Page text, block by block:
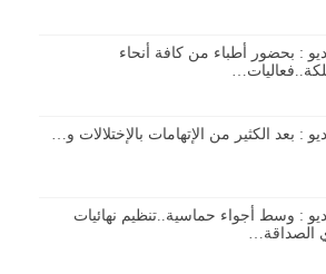
: بحضور أطباء من كافة أنحاء
: بعد الكثير من الإتهامات بالإختلالات و…
: وسط أجواء حماسية..تنظيم نهائيات
الصداقة…